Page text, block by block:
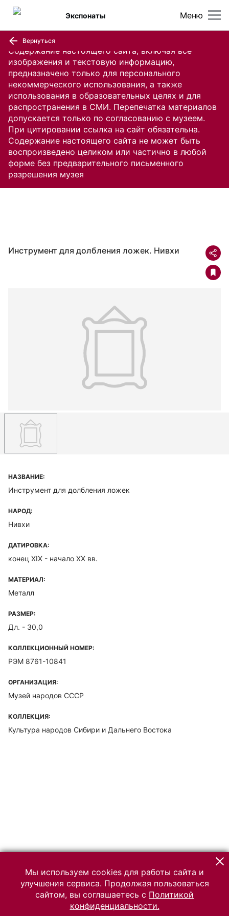
Содержание настоящего сайта, включая все
изображения и текстовую информацию,
предназначено только для персонального
некоммерческого использования, а также
использования в образовательных целях и для
распространения в СМИ. Перепечатка материалов
допускается только по согласованию с музеем.
При цитировании ссылка на сайт обязательна.
Содержание настоящего сайта не может быть
воспроизведено целиком или частично в любой
форме без предварительного письменного
разрешения музея
Меню
Экспонаты
Вернуться
Инструмент для долбления ложек. Нивхи
НАЗВАНИЕ:
Инструмент для долбления ложек
НАРОД:
Нивхи
ДАТИРОВКА:
конец XIX - начало ХХ вв.
МАТЕРИАЛ:
Металл
РАЗМЕР:
Дл. - 30,0
КОЛЛЕКЦИОННЫЙ НОМЕР:
РЭМ 8761-10841
ОРГАНИЗАЦИЯ:
Музей народов СССР
КОЛЛЕКЦИЯ:
Культура народов Сибири и Дальнего Востока
Мы используем cookies для работы сайта и
улучшения сервиса. Продолжая пользоваться
сайтом, вы соглашаетесь с Политикой
конфиденциальности.